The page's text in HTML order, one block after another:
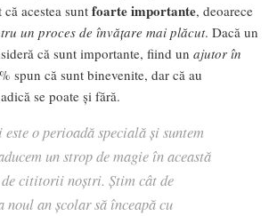
acestea sunt foarte importante, deoarece
un proces de învățare mai plăcut. Dacă un
că sunt importante, fiind un ajutor în
spun că sunt binevenite, dar că au
se poate și fără.
o perioadă specială și suntem
un strop de magie în această
cititorii noștri. Știm cât de
noul an școlar să înceapă cu